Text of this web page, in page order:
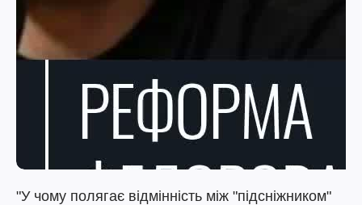
"У чому полягає відмінність між "підсніжником"